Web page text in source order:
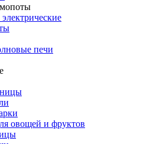
печи
овощей и фруктов